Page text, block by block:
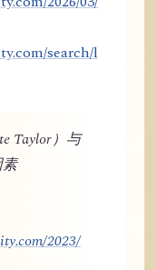
search/l
Taylor）与
2023/